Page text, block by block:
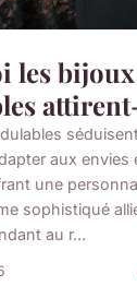
les bijoux
aux envies
une
sophistiqué
au r...